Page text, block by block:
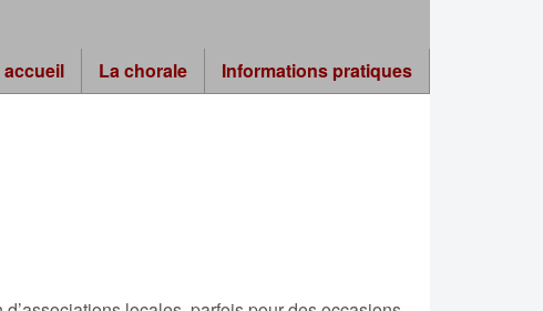
accueil La chorale Informations pratiques